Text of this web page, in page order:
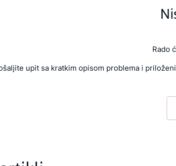
Rado
upit sa kratkim opisom problema i